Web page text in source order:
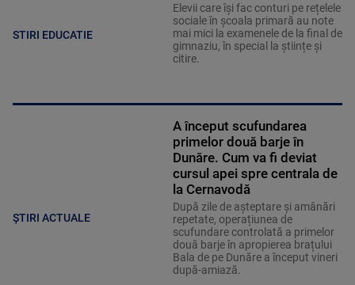
STIRI EDUCATIE
Elevii care îşi fac conturi pe rețelele
sociale în școala primară au note
mai mici la examenele de la final de
gimnaziu, în special la științe și
citire.
ȘTIRI ACTUALE
A început scufundarea
primelor două barje în
Dunăre. Cum va fi deviat
cursul apei spre centrala de
la Cernavodă
După zile de așteptare și amânări
repetate, operațiunea de
scufundare controlată a primelor
două barje în apropierea brațului
Bala de pe Dunăre a început vineri
după-amiază.